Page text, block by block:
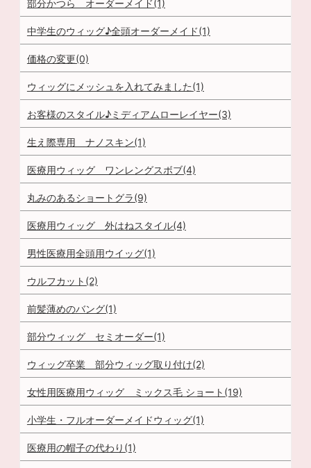
部分かつら オーダーメイド(1)
中学生のウィッグ♪全頭オーダーメイド(1)
価格の変更(0)
ウィッグにメッシュを入れてみました(1)
お客様のスタイル♪ミディアムローレイヤー(3)
生え際専用 ナノスキン(1)
医療用ウィッグ ワンレングスボブ(4)
丸みのあるショートグラ(9)
医療用ウィッグ 外はねスタイル(4)
男性医療用全頭用ウイッグ(1)
ウルフカット(2)
前髪薄めのバング(1)
部分ウィッグ セミオーダー(1)
ウィッグ卒業 部分ウィッグ取り付け(2)
女性用医療用ウィッグ ミックス毛 ショート(19)
小学生・フルオーダーメイドウィッグ(1)
医療用の帽子の代わり(1)